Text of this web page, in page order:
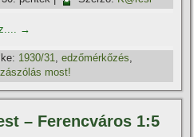
→
1930/31,edzőmérkőzés,
most!
– Ferencváros 1:5